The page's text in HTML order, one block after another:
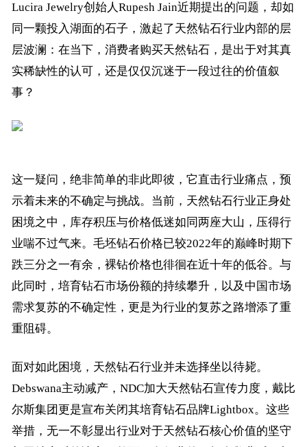
Lucira Jewelry创始人Rupesh Jain近期提出的问题，却如
同一颗投入湖面的石子，激起了天然钻石行业内部的层
层波澜：在当下，消费者购买天然钻石，是出于对其真
实稀缺性的认可，还是仅仅沉迷于一段过往的价值叙
事？
这一疑问，绝非简单的非此即彼，它直击行业痛点，预
示着未来的不确定与挑战。当前，天然钻石行业正身处
困境之中，库存积压与价格低迷如同两座大山，压得行
业喘不过气来。毛坯钻石价格已较2022年的巅峰时期下
跌三分之一有余，裸钻价格也徘徊在近十年的低谷。与
此同时，培育钻石市场份额的持续攀升，以及中国市场
需求复苏的不确定性，更是为行业的复苏之路增添了重
重阻碍。
面对如此困境，天然钻石行业并未选择坐以待毙。
Debswana主动减产，NDC加大天然钻石宣传力度，戴比
尔斯集团更是宣布关闭其培育钻石品牌Lightbox。这些
举措，无一不彰显出行业对于天然钻石核心价值的坚守